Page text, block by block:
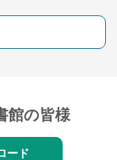
館の皆様
ード